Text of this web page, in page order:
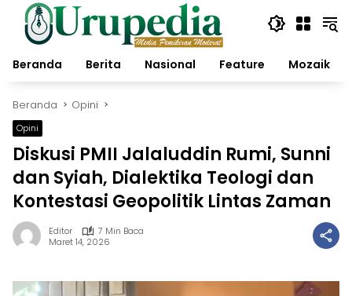
Langsung
konten
Beranda
Berita Nasional Feature Mozaik
Beranda Opini
Opini
Diskusi PMII Jalaluddin Rumi, Sunni
dan Syiah, Dialektika Teologi dan
Kontestasi Geopolitik Lintas Zaman
Editor
7 Min Baca
Maret 14, 2026